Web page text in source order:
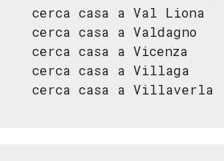
cerca casa a Val Liona
cerca casa a Valdagno
cerca casa a Vicenza
cerca casa a Villaga
cerca casa a Villaverla